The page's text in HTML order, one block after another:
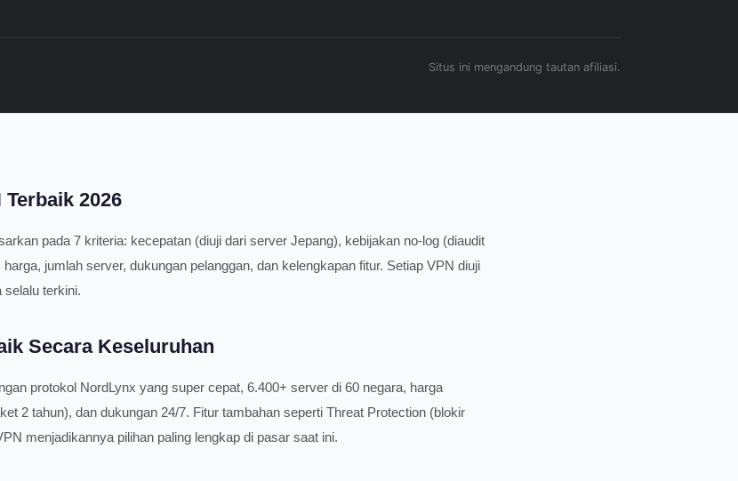
Situs ini mengandung tautan afiliasi.
2026
pada 7 kriteria: kecepatan (diuji dari server Jepang), kebijakan no-log (diaudit
jumlah server, dukungan pelanggan, dan kelengkapan fitur. Setiap VPN diuji
terkini.
Secara Keseluruhan
protokol NordLynx yang super cepat, 6.400+ server di 60 negara, harga
2 tahun), dan dukungan 24/7. Fitur tambahan seperti Threat Protection (blokir
menjadikannya pilihan paling lengkap di pasar saat ini.